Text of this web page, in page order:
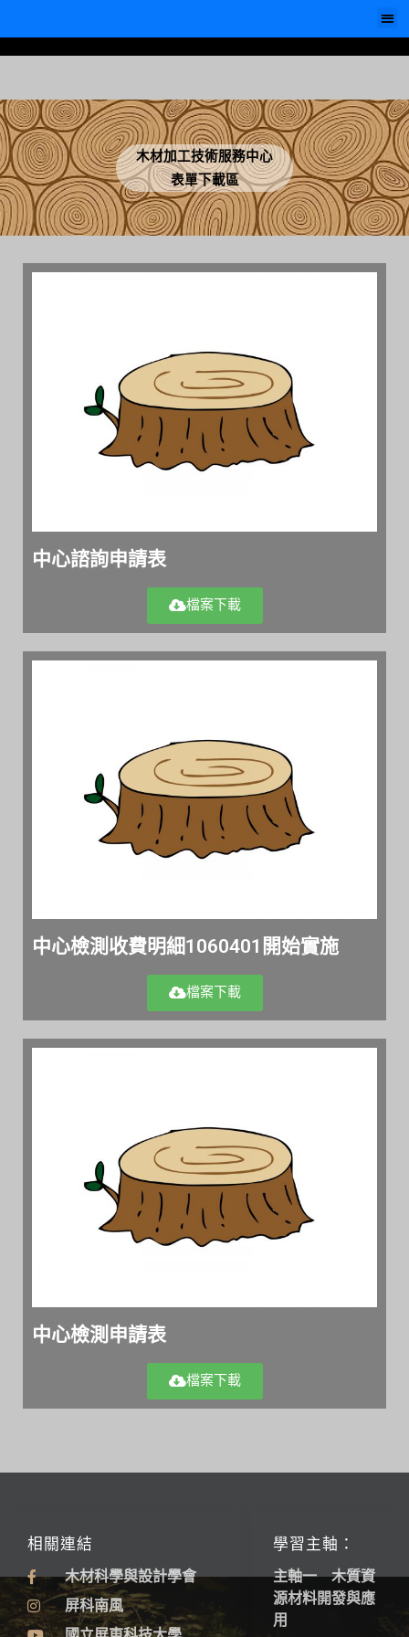
木材加工技術服務中心
表單下載區
中心諮詢申請表
檔案下載
中心檢測收費明細1060401開始實施
檔案下載
中心檢測申請表
檔案下載
學習主軸：
主軸一 木質資
源材料開發與應
用
相關連結
木材科學與設計學會
屏科南風